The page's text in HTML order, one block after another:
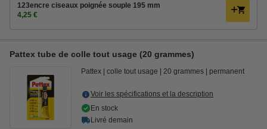
123encre ciseaux poignée souple 195 mm
4,25 €
Pattex tube de colle tout usage (20 grammes)
Pattex colle tout usage 20 grammes permanent
Voir les spécifications et la description
En stock
Livré demain